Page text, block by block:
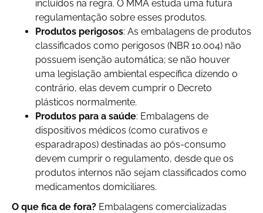
incluídos na regra. O MMA estuda uma futura
regulamentação sobre esses produtos.
Produtos perigosos: As embalagens de produtos
classificados como perigosos (NBR 10.004) não
possuem isenção automática; se não houver
uma legislação ambiental específica dizendo o
contrário, elas devem cumprir o Decreto
plásticos normalmente.
Produtos para a saúde: Embalagens de
dispositivos médicos (como curativos e
esparadrapos) destinadas ao pós-consumo
devem cumprir o regulamento, desde que os
produtos internos não sejam classificados como
medicamentos domiciliares.
O que fica de fora? Embalagens comercializadas